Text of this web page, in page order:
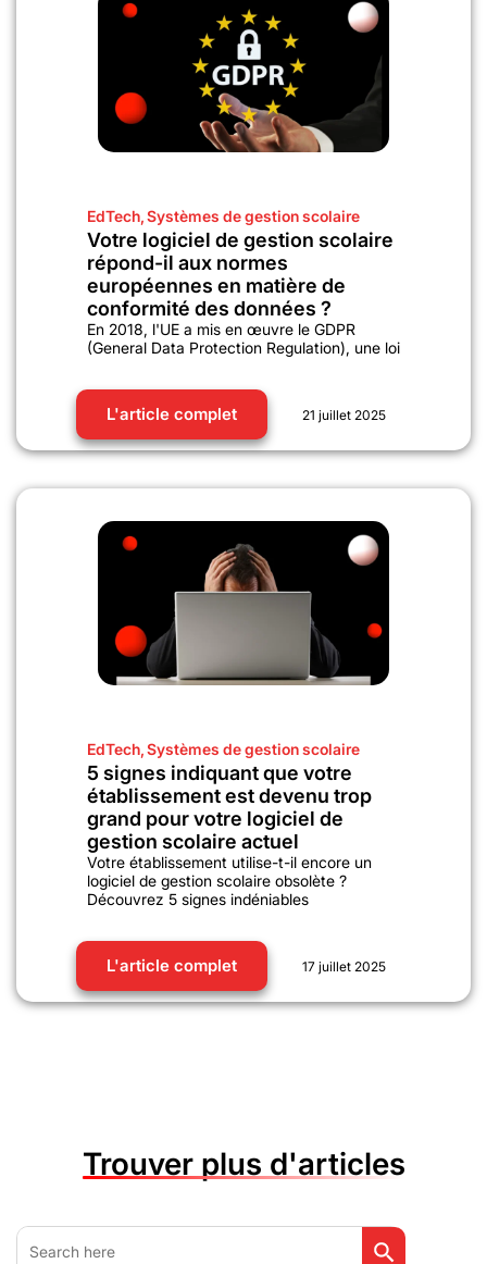
EdTech,Systèmes de gestion scolaire
Votre logiciel de gestion scolaire
répond-il aux normes
européennes en matière de
conformité des données ?
En 2018, l'UE a mis en œuvre le GDPR
(General Data Protection Regulation), une loi
L'article complet 21 juillet 2025
EdTech,Systèmes de gestion scolaire
5 signes indiquant que votre
établissement est devenu trop
grand pour votre logiciel de
gestion scolaire actuel
Votre établissement utilise-t-il encore un
logiciel de gestion scolaire obsolète ?
Découvrez 5 signes indéniables
L'article complet 17 juillet 2025
Trouver plus d'articles
Search
for:
Search Button